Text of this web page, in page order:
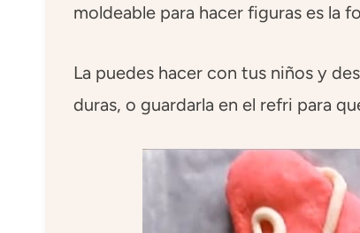
moldeable para hacer figuras es la
La puedes hacer con tus niños y
duras, o guardarla en el refri para